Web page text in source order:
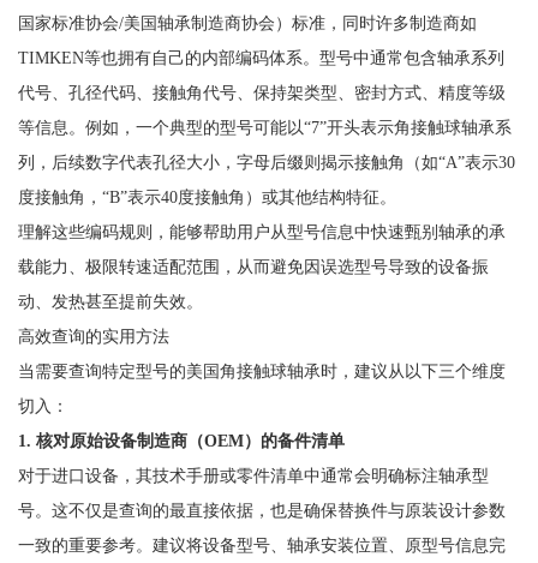
国家标准协会/美国轴承制造商协会）标准，同时许多制造商如
TIMKEN等也拥有自己的内部编码体系。型号中通常包含轴承系列
代号、孔径代码、接触角代号、保持架类型、密封方式、精度等级
等信息。例如，一个典型的型号可能以“7”开头表示角接触球轴承系
列，后续数字代表孔径大小，字母后缀则揭示接触角（如“A”表示30
度接触角，“B”表示40度接触角）或其他结构特征。
理解这些编码规则，能够帮助用户从型号信息中快速甄别轴承的承
载能力、极限转速适配范围，从而避免因误选型号导致的设备振
动、发热甚至提前失效。
高效查询的实用方法
当需要查询特定型号的美国角接触球轴承时，建议从以下三个维度
切入：
1. 核对原始设备制造商（OEM）的备件清单
对于进口设备，其技术手册或零件清单中通常会明确标注轴承型
号。这不仅是查询的最直接依据，也是确保替换件与原装设计参数
一致的重要参考。建议将设备型号、轴承安装位置、原型号信息完